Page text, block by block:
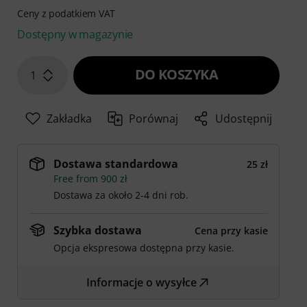
Ceny z podatkiem VAT
Dostępny w magazynie
1 DO KOSZYKA
Zakładka Porównaj Udostępnij
Dostawa standardowa
25 zł
Free from 900 zł
Dostawa za około 2-4 dni rob.
Szybka dostawa
Cena przy kasie
Opcja ekspresowa dostępna przy kasie.
Informacje o wysyłce